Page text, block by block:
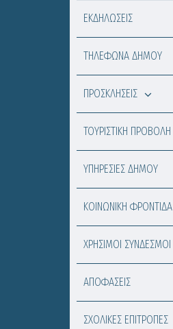
ΕΚΔΗΛΩΣΕΙΣ
ΤΗΛΕΦΩΝΑ ΔΗΜΟΥ
ΠΡΟΣΚΛΗΣΕΙΣ
ΤΟΥΡΙΣΤΙΚΗ ΠΡΟΒΟΛΗ
ΥΠΗΡΕΣΙΕΣ ΔΗΜΟΥ
ΚΟΙΝΩΝΙΚΗ ΦΡΟΝΤΙΔΑ
ΧΡΗΣΙΜΟΙ ΣΥΝΔΕΣΜΟΙ
ΑΠΟΦΑΣΕΙΣ
ΣΧΟΛΙΚΕΣ ΕΠΙΤΡΟΠΕΣ